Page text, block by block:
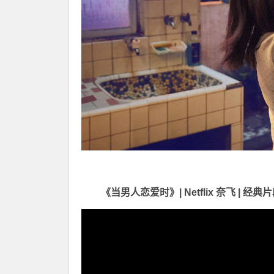
《当男人恋爱时》| Netflix 奈飞 | 经典